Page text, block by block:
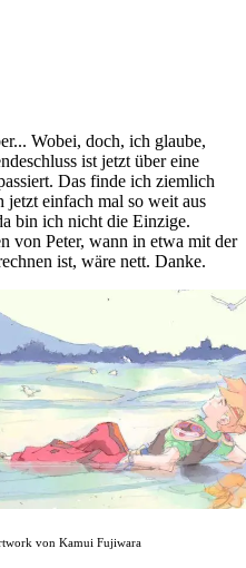
Wobei, doch, ich glaube,
ist jetzt über eine
Das finde ich ziemlich
jetzt einfach mal so weit aus
bin ich nicht die Einzige.
von Peter, wann in etwa mit der
ist, wäre nett. Danke.
von Kamui Fujiwara